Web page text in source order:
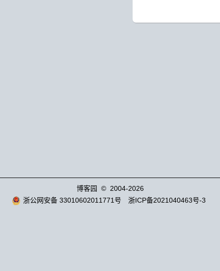
博客园
© 2004-2026
浙公网安备 33010602011771号
浙ICP备2021040463号-3